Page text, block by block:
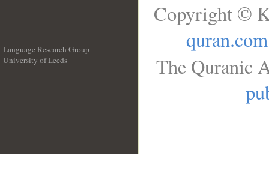
Language Research Group
University of Leeds
Copyright ©
quran.com
The Quranic